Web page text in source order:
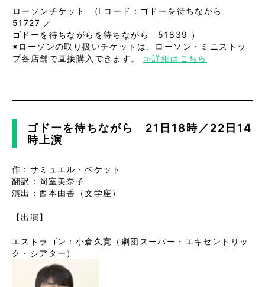
ローソンチケット (Lコード：ゴドーを待ちながら
51727 ／
ゴドーを待ちながらを待ちながら 51839 ）
※ローソンの取り扱いチケットは、ローソン・ミニストッ
プ各店舗で直接購入できます。 ≫詳細はこちら
ゴドーを待ちながら 21日18時／22日14
時上演
作：サミュエル・ベケット
翻訳：岡室美奈子
演出：西本由香（文学座）
【出演】
エストラゴン：小倉久寛（劇団スーパー・エキセントリッ
ク・シアター）